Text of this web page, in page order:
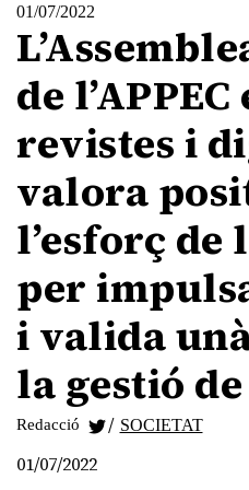
01/07/2022
de
revistes i
valora
l’esforç de
per
i valida
la gestió
Redacció / SOCIETAT
01/07/2022